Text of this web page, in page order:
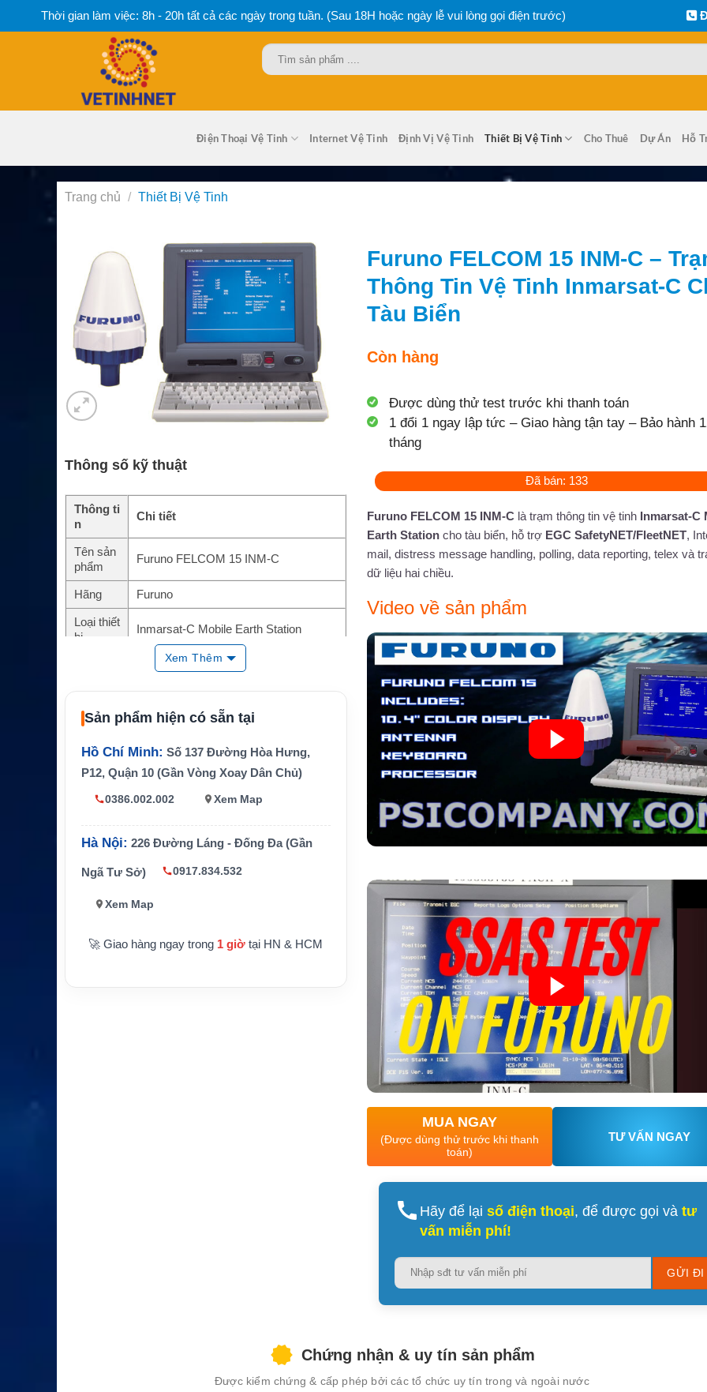
Thời gian làm việc: 8h - 20h tất cả các ngày trong tuần. (Sau 18H hoặc ngày lễ vui lòng gọi điện trước)
Tìm
kiếm:
Điện Thoại Vệ Tinh Internet Vệ Tinh Định Vị Vệ Tinh Thiết Bị Vệ Tinh Cho Thuê Dự Án Hỗ
Trang chủ / Thiết Bị Vệ Tinh
Thông số kỹ thuật
Thông ti
n
Chi tiết
Tên sản
phẩm
Furuno FELCOM 15 INM-C
Hãng Furuno
Loại thiết
bị
Inmarsat-C Mobile Earth Station
Class 2 Inmarsat-C SES
hỗ trợ
mail, telex, polling, data reporting
RS-232C, Ethernet 10Base-T, IEC 6116
2
GPS
GPS Board Kit OP16-24
liên quan
Junction Box IC-315
Ứng dụn
GMDSS/Inmarsat-C, liên lạc tàu-bờ, bá
Xem Thêm
Sản phẩm hiện có sẵn tại
Hồ Chí Minh: Số 137 Đường Hòa Hưng,
P12, Quận 10 (Gần Vòng Xoay Dân Chủ)
0386.002.002 Xem Map
Hà Nội: 226 Đường Láng - Đống Đa (Gần
Ngã Tư Sở) 0917.834.532
Xem Map
🚀 Giao hàng ngay trong 1 giờ tại HN & HCM
Furuno FELCOM 15 INM-C –
Thông Tin Vệ Tinh Inmarsat-C
Tàu Biển
Còn hàng
Được dùng thử test trước khi thanh toán
1 đổi 1 ngay lập tức – Giao hàng tận tay – Bảo hành
tháng
Đã bán: 133
Furuno FELCOM 15 INM-Clà trạm thông tin vệ tinh Inmarsat-C
Earth Stationcho tàu biển, hỗ trợ EGC SafetyNET/FleetNET,
mail, distress message handling, polling, data reporting, telex và
dữ liệu hai chiều.
Video về sản phẩm
MUA NGAY
(Được dùng thử trước khi thanh
toán)
TƯ VẤN NGAY
Hãy để lại số điện thoại, để được gọi và tư
vấn miễn phí!
Please
this
Chứng nhận & uy tín sản phẩm
Được kiểm chứng & cấp phép bởi các tổ chức uy tín trong và ngoài nước